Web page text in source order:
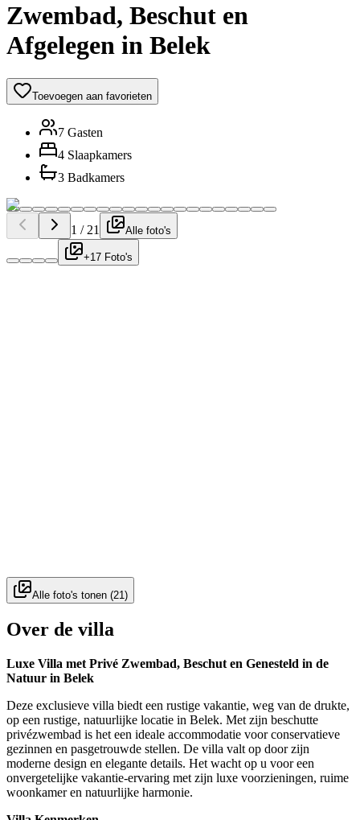
Zwembad, Beschut en
Afgelegen in Belek
Toevoegen aan favorieten
7 Gasten
4 Slaapkamers
3 Badkamers
1 / 21 Alle foto's
+17 Foto's
Alle foto's tonen (21)
Over de villa
Luxe Villa met Privé Zwembad, Beschut en Genesteld in de
Natuur in Belek
Deze exclusieve villa biedt een rustige vakantie, weg van de drukte,
op een rustige, natuurlijke locatie in Belek. Met zijn beschutte
privézwembad is het een ideale accommodatie voor conservatieve
gezinnen en pasgetrouwde stellen. De villa valt op door zijn
moderne design en elegante details. Het wacht op u voor een
onvergetelijke vakantie-ervaring met zijn luxe voorzieningen, ruime
woonkamer en natuurlijke harmonie.